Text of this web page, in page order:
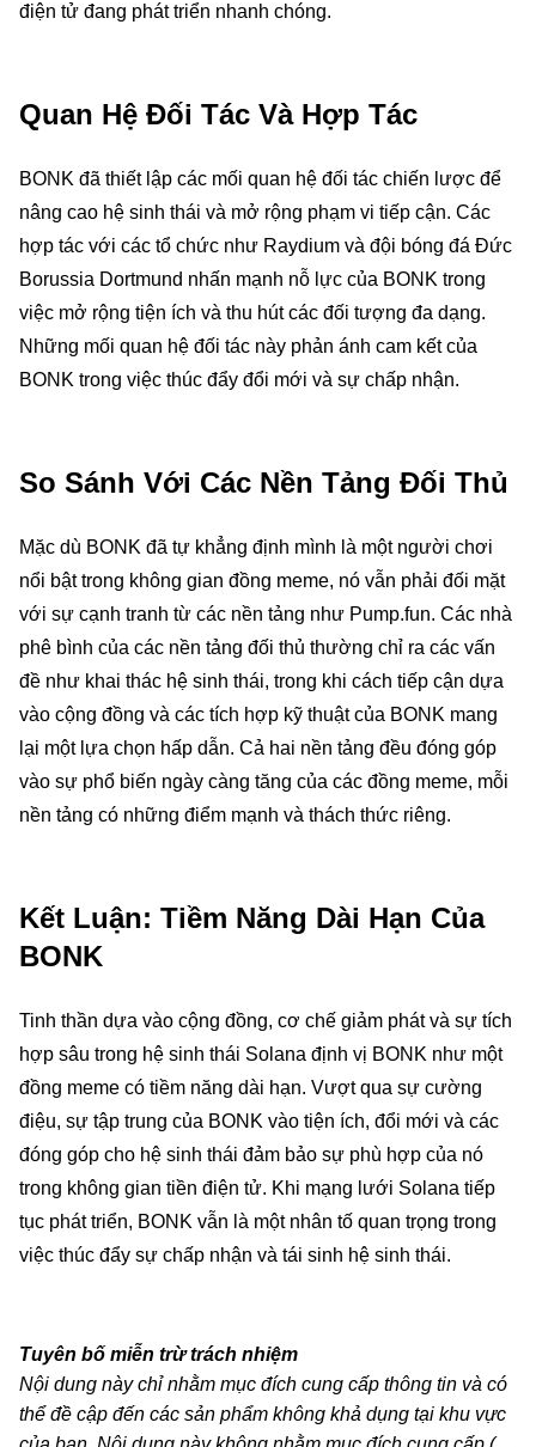
điện tử đang phát triển nhanh chóng.
Quan Hệ Đối Tác Và Hợp Tác
BONK đã thiết lập các mối quan hệ đối tác chiến lược để
nâng cao hệ sinh thái và mở rộng phạm vi tiếp cận. Các
hợp tác với các tổ chức như Raydium và đội bóng đá Đức
Borussia Dortmund nhấn mạnh nỗ lực của BONK trong
việc mở rộng tiện ích và thu hút các đối tượng đa dạng.
Những mối quan hệ đối tác này phản ánh cam kết của
BONK trong việc thúc đẩy đổi mới và sự chấp nhận.
So Sánh Với Các Nền Tảng Đối Thủ
Mặc dù BONK đã tự khẳng định mình là một người chơi
nổi bật trong không gian đồng meme, nó vẫn phải đối mặt
với sự cạnh tranh từ các nền tảng như Pump.fun. Các nhà
phê bình của các nền tảng đối thủ thường chỉ ra các vấn
đề như khai thác hệ sinh thái, trong khi cách tiếp cận dựa
vào cộng đồng và các tích hợp kỹ thuật của BONK mang
lại một lựa chọn hấp dẫn. Cả hai nền tảng đều đóng góp
vào sự phổ biến ngày càng tăng của các đồng meme, mỗi
nền tảng có những điểm mạnh và thách thức riêng.
Kết Luận: Tiềm Năng Dài Hạn Của
BONK
Tinh thần dựa vào cộng đồng, cơ chế giảm phát và sự tích
hợp sâu trong hệ sinh thái Solana định vị BONK như một
đồng meme có tiềm năng dài hạn. Vượt qua sự cường
điệu, sự tập trung của BONK vào tiện ích, đổi mới và các
đóng góp cho hệ sinh thái đảm bảo sự phù hợp của nó
trong không gian tiền điện tử. Khi mạng lưới Solana tiếp
tục phát triển, BONK vẫn là một nhân tố quan trọng trong
việc thúc đẩy sự chấp nhận và tái sinh hệ sinh thái.
Tuyên bố miễn trừ trách nhiệm
Nội dung này chỉ nhằm mục đích cung cấp thông tin và có
thể đề cập đến các sản phẩm không khả dụng tại khu vực